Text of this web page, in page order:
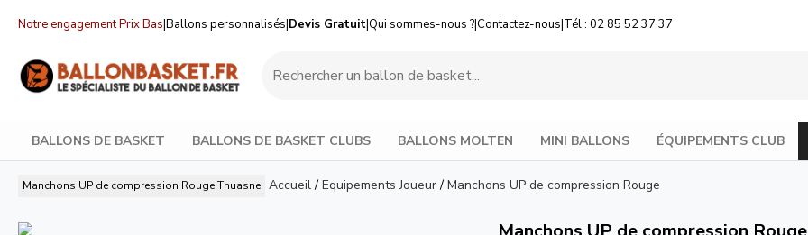
Notre engagement Prix Bas|Ballons personnalisés|Devis Gratuit|Qui sommes-nous ?|Contactez-nous|Tél : 02 85 52 37 37
BALLONS DE BASKET BALLONS DE BASKET CLUBS BALLONS MOLTEN MINI BALLONS ÉQUIPEMENTS CLUB
Manchons UP de compression RougeThuasne Accueil / Equipements Joueur / Manchons UP de compression Rouge